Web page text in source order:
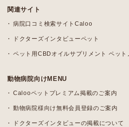
関連サイト
病院口コミ検索サイトCaloo
ドクターズインタビューペット
ペット用CBDオイルサプリメント ペット
動物病院向けMENU
Calooペットプレミアム掲載のご案内
動物病院様向け無料会員登録のご案内
ドクターズインタビューの掲載について